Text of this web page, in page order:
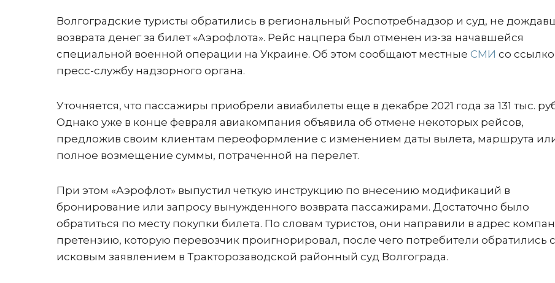
Волгоградские туристы обратились в региональный Роспотребнадзор и суд, не
возврата денег за билет «Аэрофлота». Рейс нацпера был отменен из-за начавшейся
специальной военной операции на Украине. Об этом сообщают местные СМИ со
пресс-службу надзорного органа.
Уточняется, что пассажиры приобрели авиабилеты еще в декабре 2021 года за 131 тыс.
Однако уже в конце февраля авиакомпания объявила об отмене некоторых рейсов,
предложив своим клиентам переоформление с изменением даты вылета, маршрута
полное возмещение суммы, потраченной на перелет.
При этом «Аэрофлот» выпустил четкую инструкцию по внесению модификаций в
бронирование или запросу вынужденного возврата пассажирами. Достаточно было
обратиться по месту покупки билета. По словам туристов, они направили в адрес
претензию, которую перевозчик проигнорировал, после чего потребители обратились с
исковым заявлением в Тракторозаводской районный суд Волгограда.